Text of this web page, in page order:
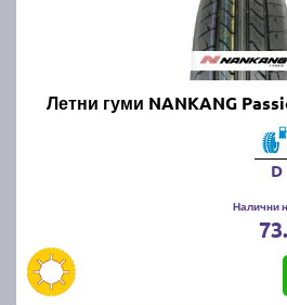
Летни гуми NANKANG
D
Налични